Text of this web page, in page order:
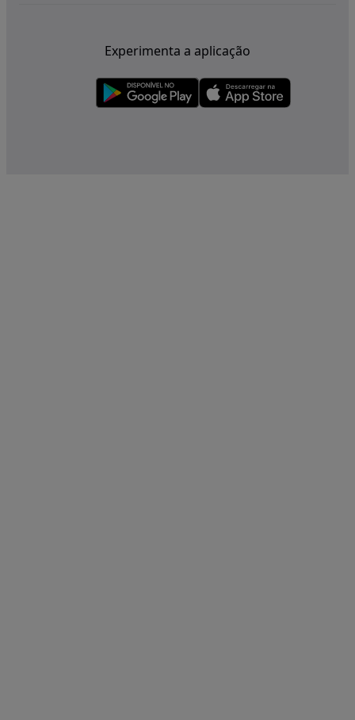
Experimenta a aplicação